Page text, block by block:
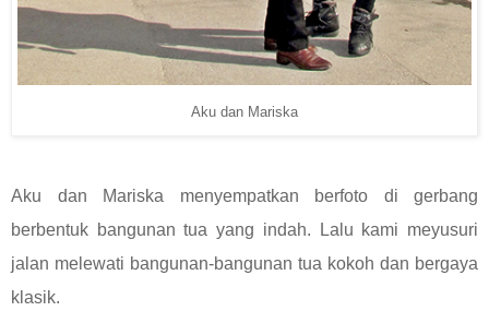
Aku dan Mariska
Aku dan Mariska menyempatkan berfoto di gerbang
berbentuk bangunan tua yang indah. Lalu kami meyusuri
jalan melewati bangunan-bangunan tua kokoh dan bergaya
klasik.